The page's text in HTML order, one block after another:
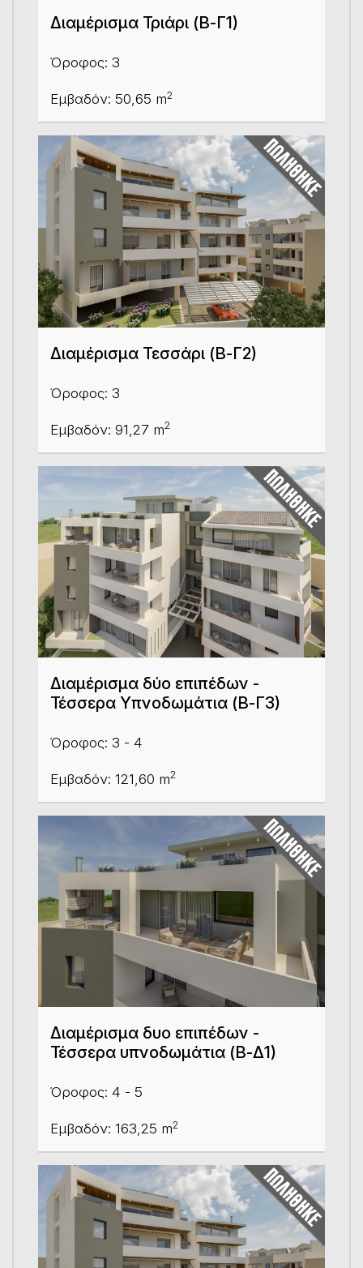
Διαμέρισμα Τριάρι (Β-Γ1)
Όροφος: 3
Εμβαδόν: 50,65 m2
Διαμέρισμα Τεσσάρι (Β-Γ2)
Όροφος: 3
Εμβαδόν: 91,27 m2
Διαμέρισμα δύο επιπέδων -
Τέσσερα Υπνοδωμάτια (Β-Γ3)
Όροφος: 3 - 4
Εμβαδόν: 121,60 m2
Διαμέρισμα δυο επιπέδων -
Τέσσερα υπνοδωμάτια (Β-Δ1)
Όροφος: 4 - 5
Εμβαδόν: 163,25 m2